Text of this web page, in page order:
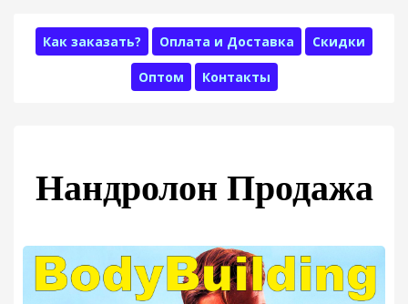
Как заказать? Оплата и Доставка Скидки
Оптом Контакты
Нандролон Продажа